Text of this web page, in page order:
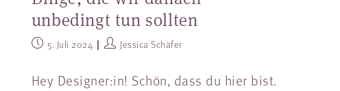
unbedingt tun sollten
5. Juli 2024 Jessica Schäfer
Hey Designer:in! Schön, dass du hier bist.